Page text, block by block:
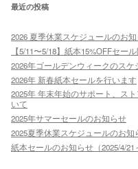
最近の投稿
2026 夏季休業スケジュールのお
【5/11〜5/18】紙本15%OFFセー
2026年ゴールデンウィークのスケ
2026年 新春紙本セールを行います
2025年 年末年始のサポート、ス
いて
2025年サマーセールのお知らせ
2025夏季休業スケジュールのお知
紙本セールのお知らせ（2025/4/21